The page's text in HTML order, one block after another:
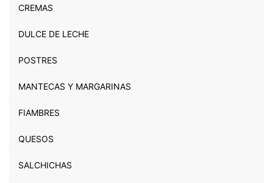
CREMAS
DULCE DE LECHE
POSTRES
MANTECAS Y MARGARINAS
FIAMBRES
QUESOS
SALCHICHAS